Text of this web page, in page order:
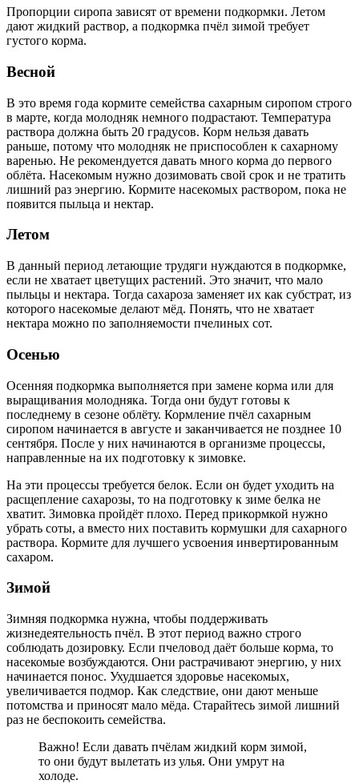
Пропорции сиропа зависят от времени подкормки. Летом
дают жидкий раствор, а подкормка пчёл зимой требует
густого корма.
Весной
В это время года кормите семейства сахарным сиропом строго
в марте, когда молодняк немного подрастают. Температура
раствора должна быть 20 градусов. Корм нельзя давать
раньше, потому что молодняк не приспособлен к сахарному
варенью. Не рекомендуется давать много корма до первого
облёта. Насекомым нужно дозимовать свой срок и не тратить
лишний раз энергию. Кормите насекомых раствором, пока не
появится пыльца и нектар.
Летом
В данный период летающие трудяги нуждаются в подкормке,
если не хватает цветущих растений. Это значит, что мало
пыльцы и нектара. Тогда сахароза заменяет их как субстрат, из
которого насекомые делают мёд. Понять, что не хватает
нектара можно по заполняемости пчелиных сот.
Осенью
Осенняя подкормка выполняется при замене корма или для
выращивания молодняка. Тогда они будут готовы к
последнему в сезоне облёту. Кормление пчёл сахарным
сиропом начинается в августе и заканчивается не позднее 10
сентября. После у них начинаются в организме процессы,
направленные на их подготовку к зимовке.
На эти процессы требуется белок. Если он будет уходить на
расщепление сахарозы, то на подготовку к зиме белка не
хватит. Зимовка пройдёт плохо. Перед прикормкой нужно
убрать соты, а вместо них поставить кормушки для сахарного
раствора. Кормите для лучшего усвоения инвертированным
сахаром.
Зимой
Зимняя подкормка нужна, чтобы поддерживать
жизнедеятельность пчёл. В этот период важно строго
соблюдать дозировку. Если пчеловод даёт больше корма, то
насекомые возбуждаются. Они растрачивают энергию, у них
начинается понос. Ухудшается здоровье насекомых,
увеличивается подмор. Как следствие, они дают меньше
потомства и приносят мало мёда. Старайтесь зимой лишний
раз не беспокоить семейства.
Важно! Если давать пчёлам жидкий корм зимой,
то они будут вылетать из улья. Они умрут на
холоде.